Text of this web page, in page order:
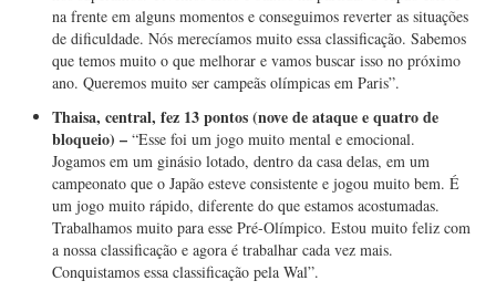
na frente em alguns momentos e conseguimos reverter as situações
de dificuldade. Nós merecíamos muito essa classificação. Sabemos
que temos muito o que melhorar e vamos buscar isso no próximo
ano. Queremos muito ser campeãs olímpicas em Paris”.
Thaisa, central, fez 13 pontos (nove de ataque e quatro de
bloqueio) – “Esse foi um jogo muito mental e emocional.
Jogamos em um ginásio lotado, dentro da casa delas, em um
campeonato que o Japão esteve consistente e jogou muito bem. É
um jogo muito rápido, diferente do que estamos acostumadas.
Trabalhamos muito para esse Pré-Olímpico. Estou muito feliz com
a nossa classificação e agora é trabalhar cada vez mais.
Conquistamos essa classificação pela Wal”.